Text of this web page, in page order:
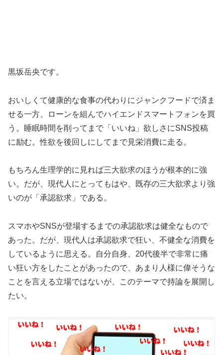
黒坂岳央です。
おいしくて健康的な食事の代わりにジャンクフードで済ま
せる一方、ローンを組んでハイエンドスマートフォンを買
う。睡眠時間を削ってまで「いいね」欲しさにSNS投稿
に励む。性欲を後回しにしてまで見栄消費に走る。
もちろん生理学的に見れば三大欲求のほうが根本的に強
い。だが、現代人にとってもはや、既存の三大欲求より強
いのが「承認欲求」である。
スマホやSNSが登場するまでの承認欲求は健全なもので
あった。だが、現代人は承認欲求で狂い、不健全な消費を
しているように思える。自分自身、20代後半で非常に痛
い狂い方をしたことがあったので、あまり人様に偉そうな
ことを言える立場ではないが、このテーマで持論を展開し
たい。